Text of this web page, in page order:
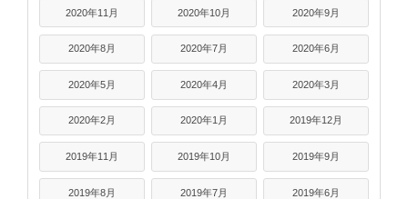
2020年11月 2020年10月 2020年9月
2020年8月 2020年7月 2020年6月
2020年5月 2020年4月 2020年3月
2020年2月 2020年1月 2019年12月
2019年11月 2019年10月 2019年9月
2019年8月 2019年7月 2019年6月